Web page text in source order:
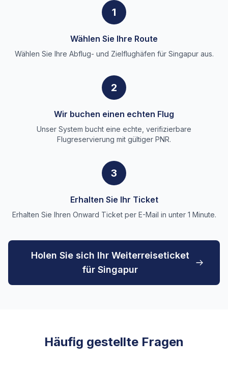
1
Wählen Sie Ihre Route
Wählen Sie Ihre Abflug- und Zielflughäfen für Singapur aus.
2
Wir buchen einen echten Flug
Unser System bucht eine echte, verifizierbare
Flugreservierung mit gültiger PNR.
3
Erhalten Sie Ihr Ticket
Erhalten Sie Ihren Onward Ticket per E-Mail in unter 1 Minute.
Holen Sie sich Ihr Weiterreiseticket
für Singapur
Häufig gestellte Fragen